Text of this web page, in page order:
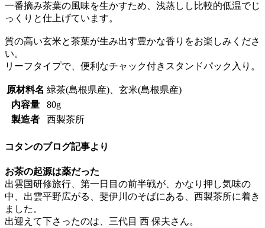
一番摘み茶葉の風味を生かすため、浅蒸しし比較的低温でじ
っくりと仕上げています。
質の高い玄米と茶葉が生み出す豊かな香りをお楽しみくださ
い。
リーフタイプで、便利なチャック付きスタンドパック入り。
原材料名 緑茶(島根県産)、玄米(島根県産)
内容量
80g
製造者
西製茶所
コタンのブログ記事より
お茶の起源は薬だった
出雲国研修旅行、第一日目の前半戦が、かなり押し気味の
中、出雲平野広がる、斐伊川のそばにある、西製茶所に着き
ました。
出迎えて下さったのは、三代目 西 保夫さん。